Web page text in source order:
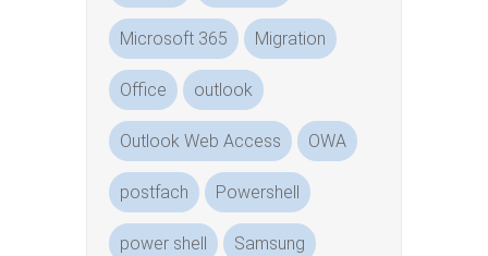
Microsoft 365 Migration
Office outlook
Outlook Web Access OWA
postfach Powershell
power shell Samsung